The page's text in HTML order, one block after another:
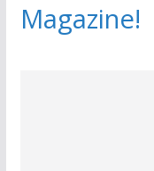
Magazine!